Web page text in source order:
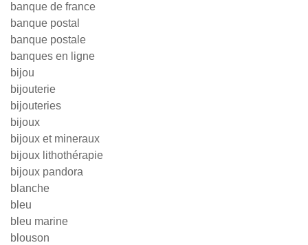
banque de france
banque postal
banque postale
banques en ligne
bijou
bijouterie
bijouteries
bijoux
bijoux et mineraux
bijoux lithothérapie
bijoux pandora
blanche
bleu
bleu marine
blouson